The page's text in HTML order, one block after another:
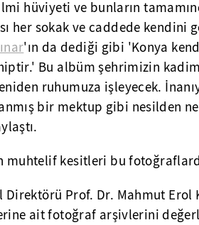
hüviyeti ve bunların
her sokak ve caddede kendini
'ın da dediği gibi 'Konya
Bu albüm şehrimizin
ruhumuza işleyecek.
bir mektup gibi nesilden
muhtelif kesitleri bu
Direktörü Prof. Dr. Mahmut Erol
ait fotoğraf arşivlerini